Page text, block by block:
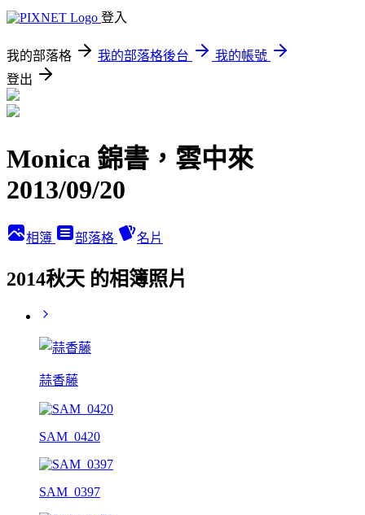
登入
我的部落格 我的部落格後台
我的帳號
登出
Monica 錦書，雲中來
2013/09/20
相簿 部落格 名片
2014秋天 的相簿照片
蒜香藤
SAM_0420
SAM_0397